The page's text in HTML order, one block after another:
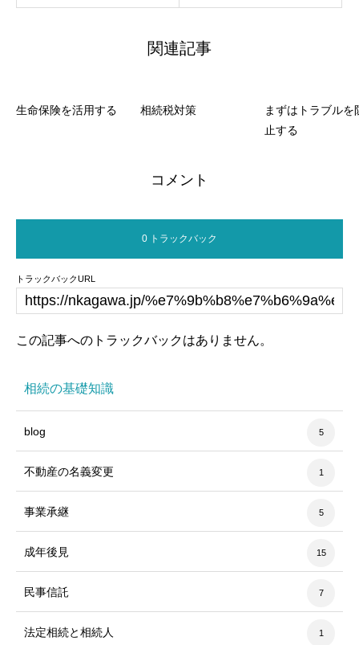
関連記事
生命保険を活用する 相続税対策
まずはトラブルを
止する
コメント
0 トラックバック
トラックバックURL
この記事へのトラックバックはありません。
相続の基礎知識
blog 5
不動産の名義変更 1
事業承継 5
成年後見 15
民事信託 7
法定相続と相続人 1